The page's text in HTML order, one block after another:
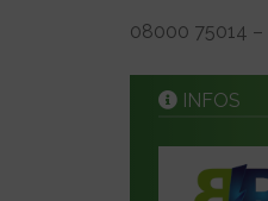
08000 75014 –
INFOS